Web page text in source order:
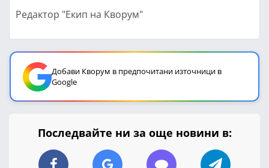
Редактор "Екип на Кворум"
Добави Кворум в предпочитани източници в
Google
Последвайте ни за още новини в: